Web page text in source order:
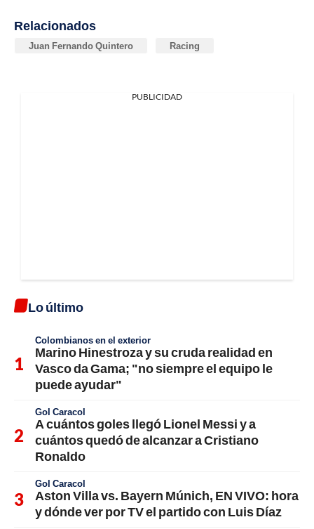
Relacionados
Juan Fernando Quintero Racing
PUBLICIDAD
Lo último
Colombianos en el exterior
Marino Hinestroza y su cruda realidad en
Vasco da Gama; "no siempre el equipo le
puede ayudar"
Gol Caracol
A cuántos goles llegó Lionel Messi y a
cuántos quedó de alcanzar a Cristiano
Ronaldo
Gol Caracol
Aston Villa vs. Bayern Múnich, EN VIVO: hora
y dónde ver por TV el partido con Luis Díaz